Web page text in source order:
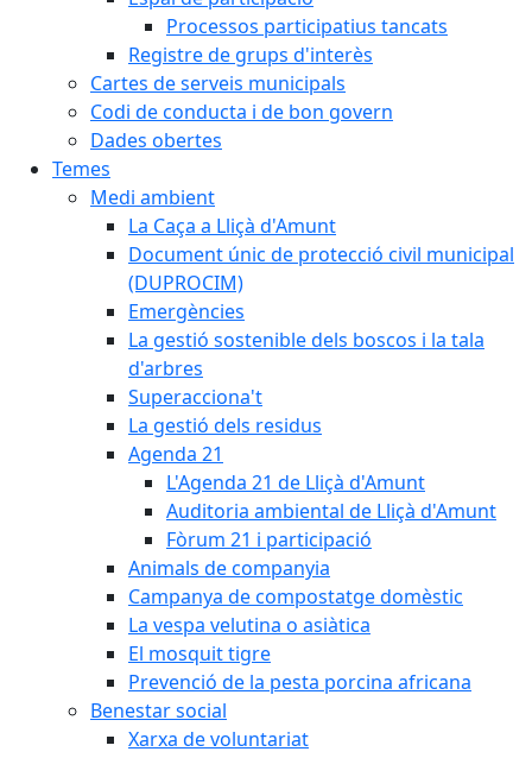
Processos participatius tancats
Registre de grups d'interès
Cartes de serveis municipals
Codi de conducta i de bon govern
Dades obertes
Temes
Medi ambient
La Caça a Lliçà d'Amunt
Document únic de protecció civil municipal
(DUPROCIM)
Emergències
La gestió sostenible dels boscos i la tala
d'arbres
Superacciona't
La gestió dels residus
Agenda 21
L'Agenda 21 de Lliçà d'Amunt
Auditoria ambiental de Lliçà d'Amunt
Fòrum 21 i participació
Animals de companyia
Campanya de compostatge domèstic
La vespa velutina o asiàtica
El mosquit tigre
Prevenció de la pesta porcina africana
Benestar social
Xarxa de voluntariat